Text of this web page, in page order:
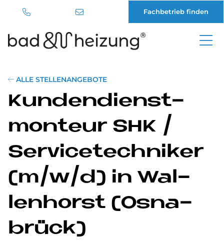
Inhalt
Fachbetrieb finden
ALLE STELLENANGEBOTE
Kun­den­dienst­
mon­teur SHK /
Ser­vice­tech­ni­ker
(m/w/d) in Wal­
len­horst (Os­na­
brück)